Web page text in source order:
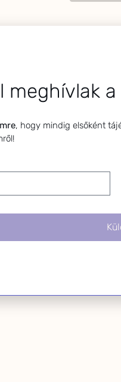
meghívlak
, hogy mindig elsőként